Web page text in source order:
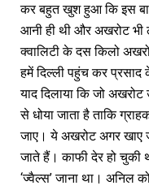
कर बहुत खुश हुआ कि इस
आनी ही थी और अखरोट
क्वालिटी के दस किलो
हमें दिल्ली पहुंच कर प्रसाद
याद दिलाया कि जो
से धोया जाता है ताकि
जाए। ये अखरोट अगर खाए
जाते हैं। काफी देर हो
‘ज्वैल्स’ जाना था। अनिल